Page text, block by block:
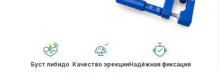
Буст либидо Качество эрекцииНадёжная фиксация